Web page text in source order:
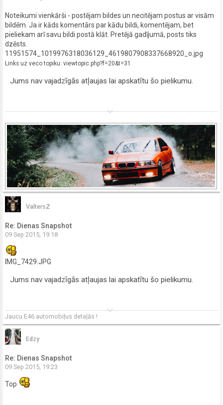
Noteikumi vienkārši - postējam bildes un necitējam postus ar visām
bildēm. Ja ir kāds komentārs par kādu bildi, komentējam, bet
pieliekam arī savu bildi postā klāt. Pretējā gadījumā, posts tiks
dzēsts.
11951574_1019976318036129_4619807908337668920_o.jpg
Links uz veco topiku: viewtopic.php?f=20&t=31
Jums nav vajadzīgās atļaujas lai apskatītu šo pielikumu.
keyboard_arrow_down
ValtersZ
Re: Dienas Snapshot
09 Sep 2015, 19:18
IMG_7429.JPG
Jums nav vajadzīgās atļaujas lai apskatītu šo pielikumu.
keyboard_arrow_down
Jaucu E46 automobiļus detaļās !
Edzy
Re: Dienas Snapshot
09 Sep 2015, 19:23
Top